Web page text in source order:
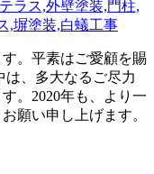
。平素はご愛顧を賜
は、多大なるご尽力
。2020年も、より一
願い申し上げます。